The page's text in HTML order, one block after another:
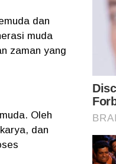
dan
muda
zaman yang
Oleh
dan